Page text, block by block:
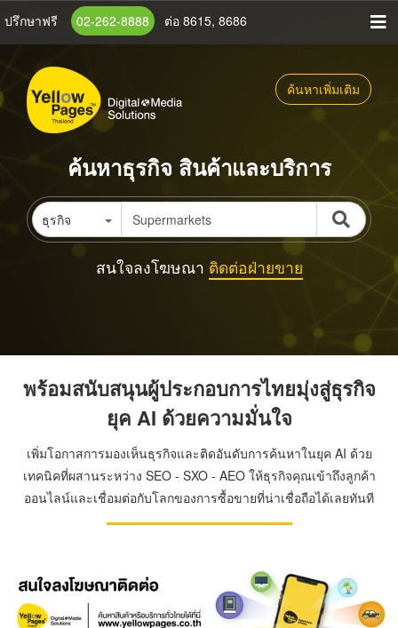
ข้าม
เนื้อหา
หลัก
ปรึกษาฟรี 02-262-8888 ต่อ 8615, 8686
ค้นหาเพิ่มเติม
ค้นหาธุรกิจ สินค้าและบริการ
ธุรกิจ
สนใจลงโฆษณา ติดต่อฝ่ายขาย
พร้อมสนับสนุนผู้ประกอบการไทยมุ่งสู่ธุรกิจ
ยุค AI ด้วยความมั่นใจ
เพิ่มโอกาสการมองเห็นธุรกิจและติดอันดับการค้นหาในยุค AI ด้วย
เทคนิคที่ผสานระหว่าง SEO - SXO - AEO ให้ธุรกิจคุณเข้าถึงลูกค้า
ออนไลน์และเชื่อมต่อกับโลกของการซื้อขายที่น่าเชื่อถือได้เลยทันที